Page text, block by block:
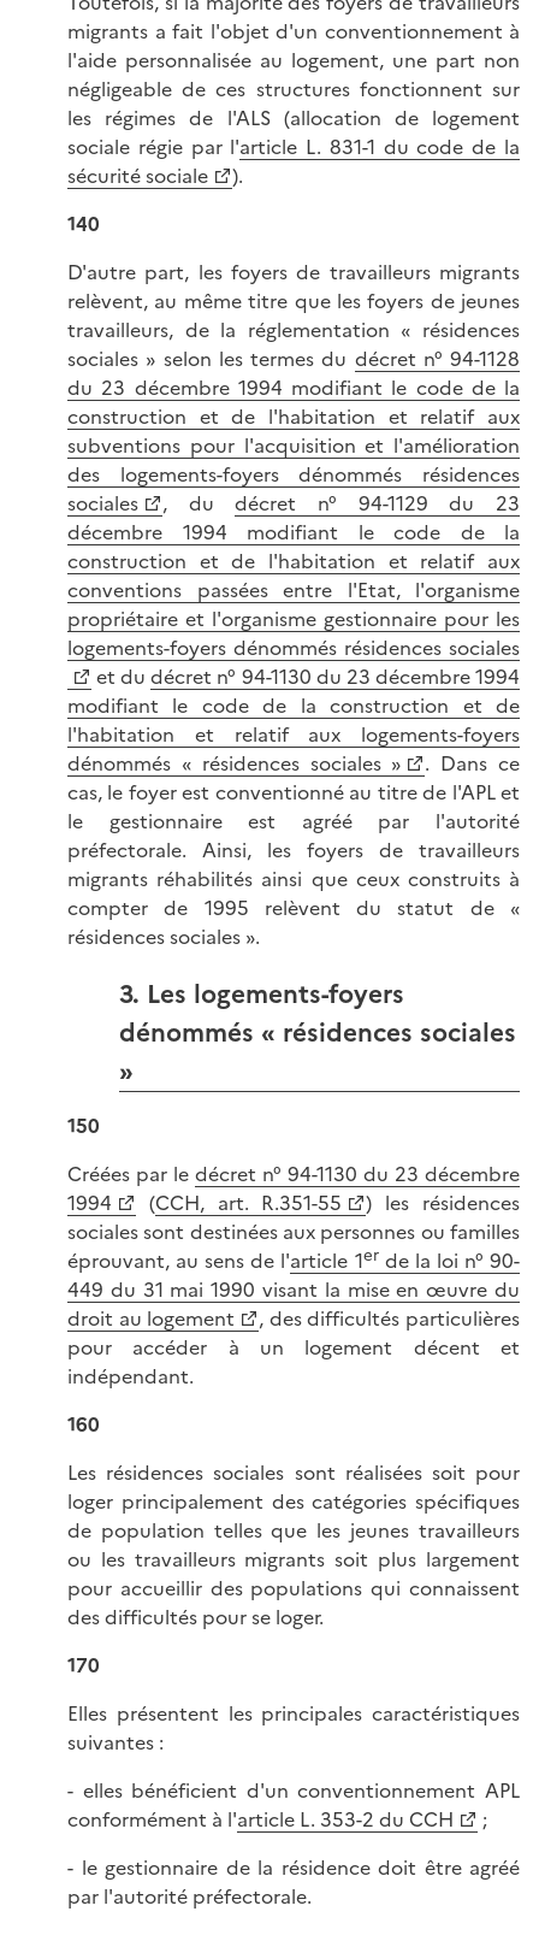
migrants a fait l'objet d'un conventionnement à
l'aide personnalisée au logement, une part non
négligeable de ces structures fonctionnent sur
les régimes de l'ALS (allocation de logement
sociale régie par l'article L. 831-1 du code de la
sécurité sociale
).
140
D'autre part, les foyers de travailleurs migrants
relèvent, au même titre que les foyers de jeunes
travailleurs, de la réglementation « résidences
sociales » selon les termes du décret n° 94-1128
du 23 décembre 1994 modifiant le code de la
construction et de l'habitation et relatif aux
subventions pour l'acquisition et l'amélioration
des logements-foyers dénommés résidences
sociales
, dudécret n° 94-1129 du 23
décembre 1994 modifiant le code de la
construction et de l'habitation et relatif aux
conventions passées entre l'Etat, l'organisme
propriétaire et l'organisme gestionnaire pour les
logements-foyers dénommés résidences sociales
et dudécret n° 94-1130 du 23 décembre 1994
modifiant le code de la construction et de
l'habitation et relatif aux logements-foyers
dénommés « résidences sociales »
. Dans ce
cas, le foyer est conventionné au titre de l'APL et
le gestionnaire est agréé par l'autorité
préfectorale. Ainsi, les foyers de travailleurs
migrants réhabilités ainsi que ceux construits à
compter de 1995 relèvent du statut de «
résidences sociales ».
3. Les logements-foyers
dénommés « résidences sociales
»
150
Créées par le décret n° 94-1130 du 23 décembre
1994
(CCH, art. R.351-55
) les résidences
sociales sont destinées aux personnes ou familles
éprouvant, au sens de l'article 1erde la loi n° 90-
449 du 31 mai 1990 visant la mise en œuvre du
droit au logement
, des difficultés particulières
pour accéder à un logement décent et
indépendant.
160
Les résidences sociales sont réalisées soit pour
loger principalement des catégories spécifiques
de population telles que les jeunes travailleurs
ou les travailleurs migrants soit plus largement
pour accueillir des populations qui connaissent
des difficultés pour se loger.
170
Elles présentent les principales caractéristiques
suivantes :
- elles bénéficient d'un conventionnement APL
conformément à l'article L. 353-2 du CCH
;
- le gestionnaire de la résidence doit être agréé
par l'autorité préfectorale.